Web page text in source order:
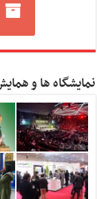
نمایشگاه ها و